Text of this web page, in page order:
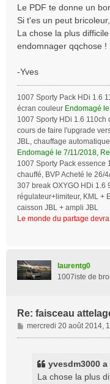
Le PDF te donne un
Si t'es un peut
La chose la plus
endomnager qqchose !
-Yves
1007 Sporty Pack HDi 1.6
écran couleur Endomagé
1007 Sporty HDi 1.6 110ch
cours de faire l'upgrade
JBL, chauffage
Endomagé le 7/11/2018,
1007 Sporty Pack essence
chauffé, BVP Acheté le 26/
307 break OXYGO HDi 1.6
régulateur+limiteur, KML +
caisson JBL + ampli JBL
Le monde du partage
laurentg0
1007iste de
Re: faisceau
M
e
mercredi 20 août 2014,
yvesdm3000
La chose la plus